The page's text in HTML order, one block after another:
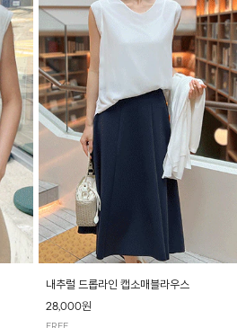
내추럴 드롭라인 캡소매블라우스
28,000원